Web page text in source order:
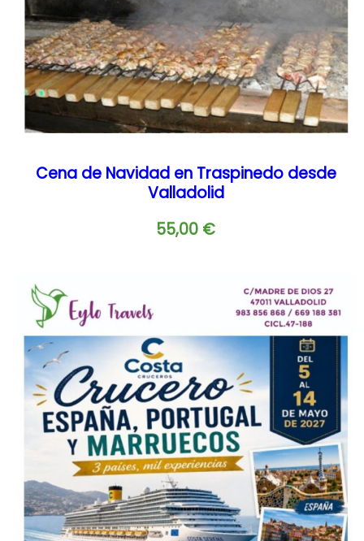
Cena de Navidad en Traspinedo desde
Valladolid
55,00 €